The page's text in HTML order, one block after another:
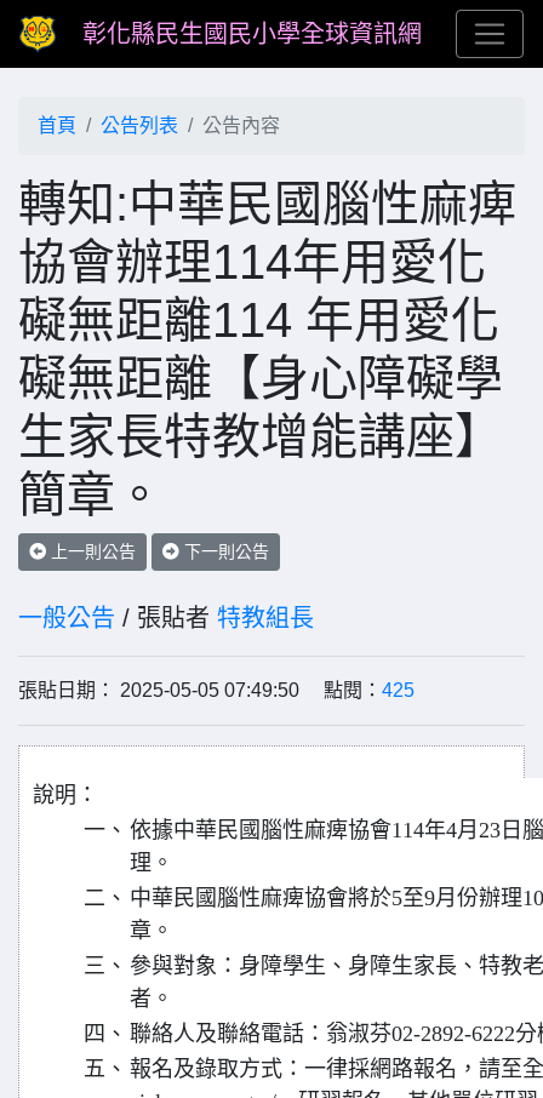
彰化縣民生國民小學全球資訊網
首頁 公告列表 公告內容
轉知:中華民國腦性麻痺
協會辦理114年用愛化
礙無距離114 年用愛化
礙無距離【身心障礙學
生家長特教增能講座】
簡章。
上一則公告 下一則公告
一般公告 / 張貼者 特教組長
張貼日期： 2025-05-05 07:49:50 點閱： 425
說明：
一、 依據中華民國腦性麻痺協會114年4月23日
理。
二、 中華民國腦性麻痺協會將於5至9月份辦理
章。
三、 參與對象：身障學生、身障生家長、特教
者。
四、 聯絡人及聯絡電話：翁淑芬02-2892-6222分
五、 報名及錄取方式：一律採網路報名，請至